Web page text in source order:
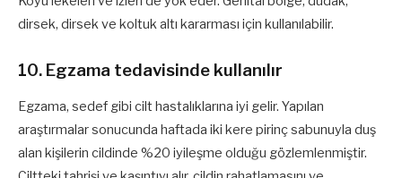
dirsek, dirsek ve koltuk altı kararması için kullanılabilir.
10. Egzama tedavisinde kullanılır
Egzama, sedef gibi cilt hastalıklarına iyi gelir. Yapılan
araştırmalar sonucunda haftada iki kere pirinç sabunuyla duş
alan kişilerin cildinde %20 iyileşme olduğu gözlemlenmiştir.